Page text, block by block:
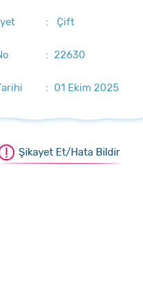
: Çift
: 22630
: 01 Ekim 2025